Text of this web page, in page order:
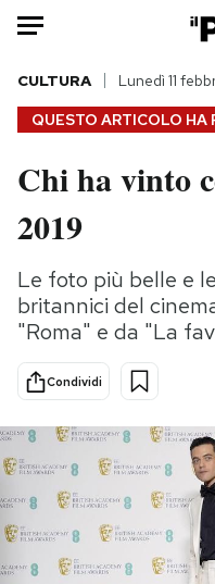
HOME
Italia
Politica
Tecnologia
Internet
Scienza
Cultura
Economia
Sport
PODCAST
QUESTO ARTICOLO HA
CULTURA Lunedì 11
Chi ha vinto
2019
Le foto più belle e
britannici del
"Roma" e da "La
Condividi